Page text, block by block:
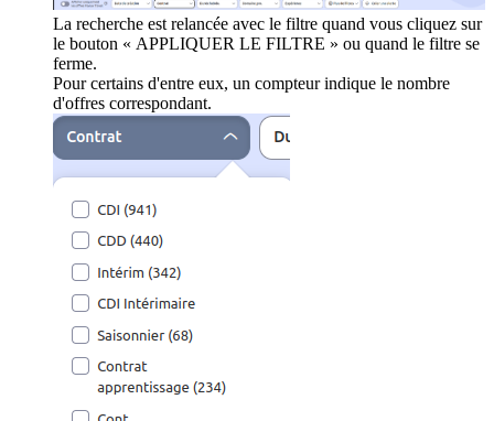
La recherche est relancée avec le filtre quand vous cliquez sur
le bouton « APPLIQUER LE FILTRE » ou quand le filtre se
ferme.
Pour certains d'entre eux, un compteur indique le nombre
d'offres correspondant.